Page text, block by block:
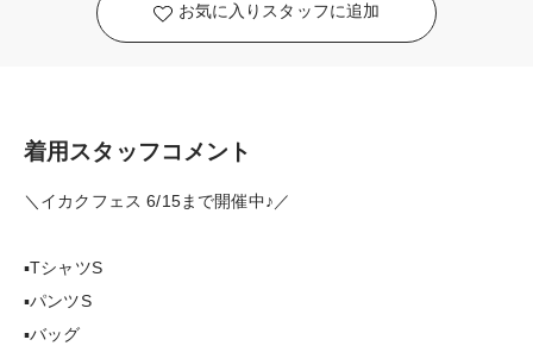
お気に入りスタッフに追加
着用スタッフコメント
＼イカクフェス 6/15まで開催中♪／
▪️TシャツS
▪️パンツS
▪️バッグ